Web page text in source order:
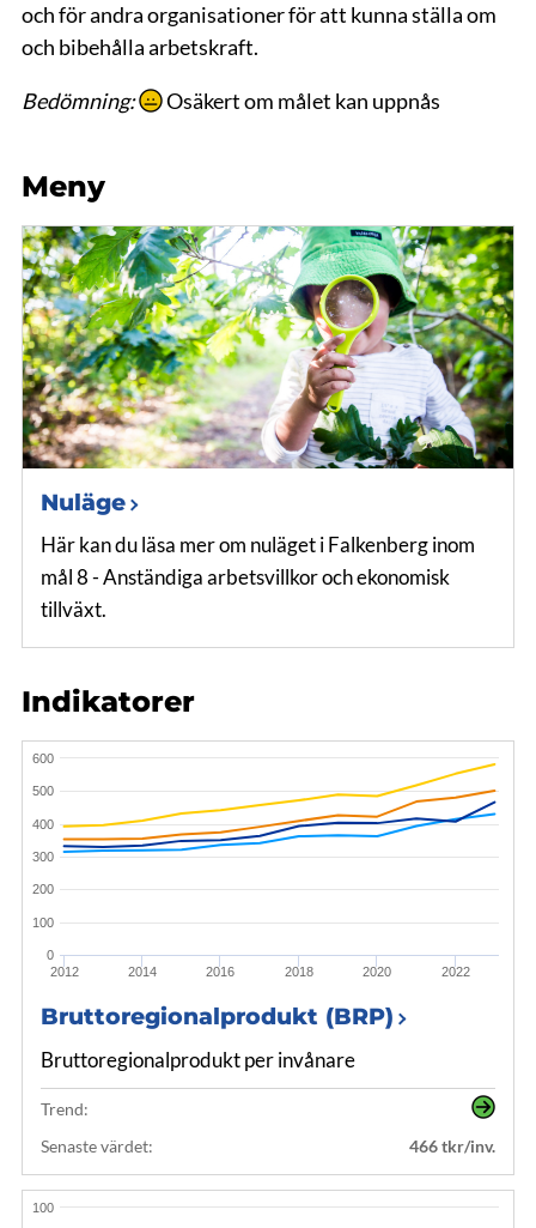
och för andra organisationer för att kunna ställa om
och bibehålla arbetskraft.
Bedömning: Osäkert om målet kan uppnås
Meny
Nuläge
Här kan du läsa mer om nuläget i Falkenberg inom
mål 8 - Anständiga arbetsvillkor och ekonomisk
tillväxt.
Indikatorer
2012 2014 2016 2018 2020 2022
0
100
200
300
400
500
600
Bruttoregionalprodukt (BRP)
Bruttoregionalprodukt per invånare
Trend:
Senaste värdet:
466 tkr/inv.
100